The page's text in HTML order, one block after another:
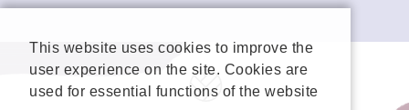
This website uses cookies to improve the
user experience on the site. Cookies are
used for essential functions of the website